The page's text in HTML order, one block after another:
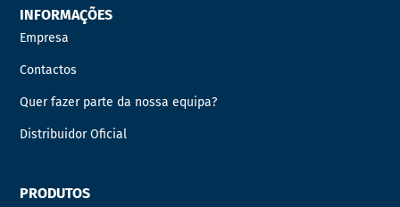
INFORMAÇÕES
Empresa
Contactos
Quer fazer parte da nossa equipa?
Distribuidor Oficial
PRODUTOS